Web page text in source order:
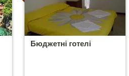
Бюджетні готелі